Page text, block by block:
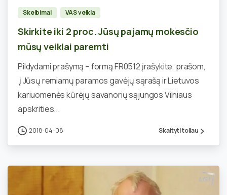
Skelbimai VAS veikla
Skirkite iki 2 proc. Jūsų pajamų mokesčio
mūsų veiklai paremti
Pildydami prašymą – formą FR0512 įrašykite, prašom,
į Jūsų remiamų paramos gavėjų sąrašą ir Lietuvos
kariuomenės kūrėjų savanorių sąjungos Vilniaus
apskrities...
2018-04-08 Skaityti toliau